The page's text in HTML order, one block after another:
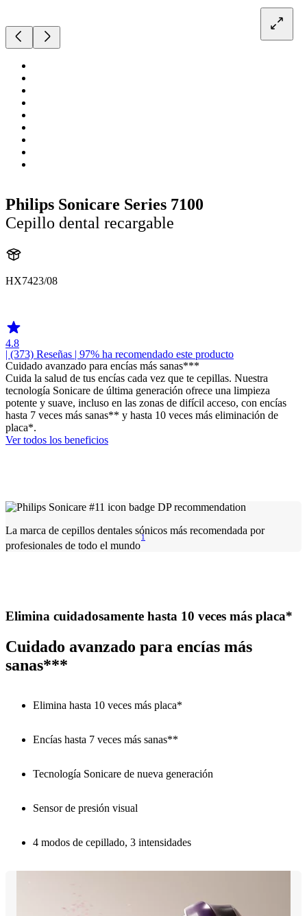
Philips Sonicare Series 7100
Cepillo dental recargable
HX7423/08
4.8
| (373) Reseñas | 97% ha recomendado este producto
Cuidado avanzado para encías más sanas***
Cuida la salud de tus encías cada vez que te cepillas. Nuestra
tecnología Sonicare de última generación ofrece una limpieza
potente y suave, incluso en las zonas de difícil acceso, con encías
hasta 7 veces más sanas** y hasta 10 veces más eliminación de
placa*.
Ver todos los beneficios
La marca de cepillos dentales sónicos más recomendada por
profesionales de todo el mundo
1
Elimina cuidadosamente hasta 10 veces más placa*
Cuidado avanzado para encías más
sanas***
Elimina hasta 10 veces más placa*
Encías hasta 7 veces más sanas**
Tecnología Sonicare de nueva generación
Sensor de presión visual
4 modos de cepillado, 3 intensidades